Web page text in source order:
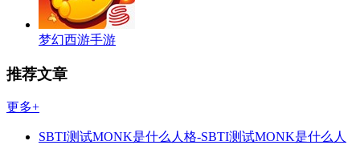
梦幻西游手游
推荐文章
更多+
SBTI测试MONK是什么人格-SBTI测试MONK是什么人